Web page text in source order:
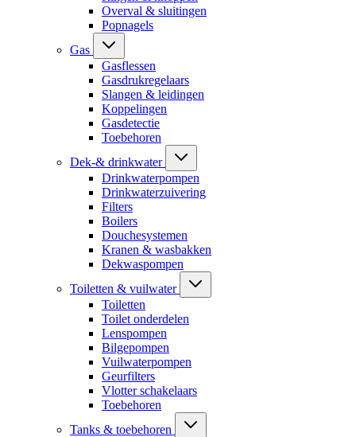
Overval & sluitingen
Popnagels
Gas
Gasflessen
Gasdrukregelaars
Slangen & leidingen
Koppelingen
Gasdetectie
Toebehoren
Dek-& drinkwater
Drinkwaterpompen
Drinkwaterzuivering
Filters
Boilers
Douchesystemen
Kranen & wasbakken
Dekwaspompen
Toiletten & vuilwater
Toiletten
Toilet onderdelen
Lenspompen
Bilgepompen
Vuilwaterpompen
Geurfilters
Vlotter schakelaars
Toebehoren
Tanks & toebehoren